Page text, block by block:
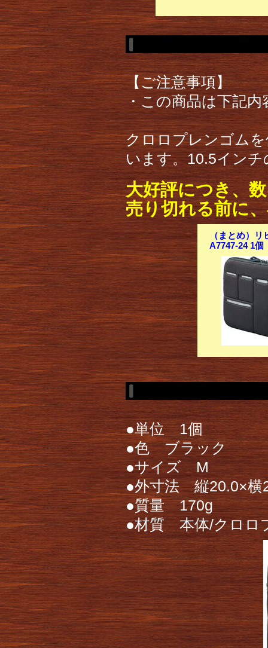
【ご注意事項】
・この商品は下記
クロロプレンゴム
います。10.5イン
大好評につき、
売り切れる前に
（まとめ）
A7747-24 1個
●単位 1個
●色 ブラック
●サイズ M
●外寸法 縦20.0×横
●質量 170g
●材質 本体/クロロ